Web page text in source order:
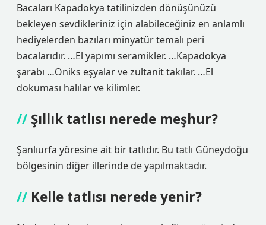
Bacaları Kapadokya tatilinizden dönüşünüzü
bekleyen sevdikleriniz için alabileceğiniz en anlamlı
hediyelerden bazıları minyatür temalı peri
bacalarıdır. …El yapımı seramikler. …Kapadokya
şarabı …Oniks eşyalar ve zultanit takılar. …El
dokuması halılar ve kilimler.
Şıllık tatlısı nerede meşhur?
Şanlıurfa yöresine ait bir tatlıdır. Bu tatlı Güneydoğu
bölgesinin diğer illerinde de yapılmaktadır.
Kelle tatlısı nerede yenir?